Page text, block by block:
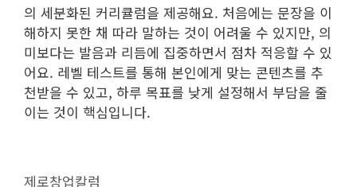
의 세분화된 커리큘럼을 제공해요. 처음에는 문장을 이
해하지 못한 채 따라 말하는 것이 어려울 수 있지만, 의
미보다는 발음과 리듬에 집중하면서 점차 적응할 수 있
어요. 레벨 테스트를 통해 본인에게 맞는 콘텐츠를 추
천받을 수 있고, 하루 목표를 낮게 설정해서 부담을 줄
이는 것이 핵심입니다.
Categories
제로창업칼럼